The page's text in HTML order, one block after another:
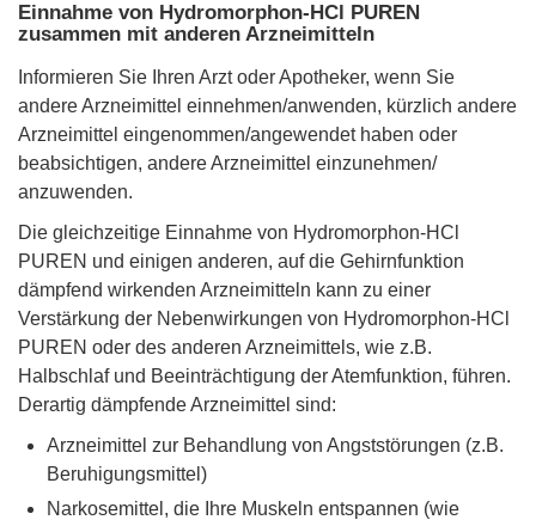
Einnahme von Hydromorphon-HCl PUREN
zusammen mit anderen Arzneimitteln
Informieren Sie Ihren Arzt oder Apotheker, wenn Sie
andere Arzneimittel einnehmen/anwenden, kürzlich andere
Arzneimittel eingenommen/angewendet haben oder
beabsichtigen, andere Arzneimittel einzunehmen/
anzuwenden.
Die gleichzeitige Einnahme von Hydromorphon-HCl
PUREN und einigen anderen, auf die Gehirnfunktion
dämpfend wirkenden Arzneimitteln kann zu einer
Verstärkung der Nebenwirkungen von Hydromorphon-HCl
PUREN oder des anderen Arzneimittels, wie z.B.
Halbschlaf und Beeinträchtigung der Atemfunktion, führen.
Derartig dämpfende Arzneimittel sind:
Arzneimittel zur Behandlung von Angststörungen (z.B.
Beruhigungsmittel)
Narkosemittel, die Ihre Muskeln entspannen (wie